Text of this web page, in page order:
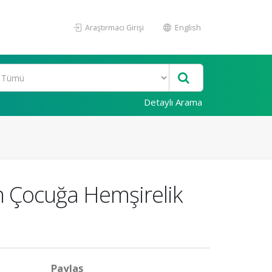
Araştırmacı Girişi English
Detaylı Arama
Çocuğa Hemşirelik
Paylaş